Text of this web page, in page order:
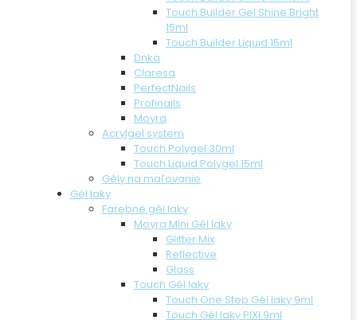
Touch Builder Gel Shine Bright
15ml
Touch Builder Liquid 15ml
Dnka
Claresa
PerfectNails
Profinails
Moyra
Acrylgel system
Touch Polygel 30ml
Touch Liquid Polygel 15ml
Gély na maľovanie
Gél laky
Farebné gél laky
Moyra Mini Gél laky
Glitter Mix
Reflective
Glass
Touch Gél laky
Touch One Step Gél laky 9ml
Touch Gél laky PIXI 9ml